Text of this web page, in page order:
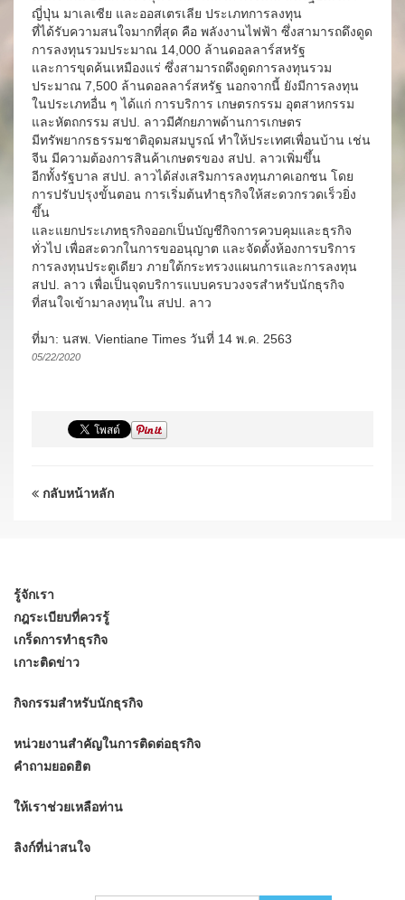
ญี่ปุ่น มาเลเซีย และออสเตรเลีย ประเภทการลงทุน
ที่ได้รับความสนใจมากที่สุด คือ พลังงานไฟฟ้า ซึ่งสามารถดึงดูด
การลงทุนรวมประมาณ 14,000 ล้านดอลลาร์สหรัฐ
และการขุดค้นเหมืองแร่ ซึ่งสามารถดึงดูดการลงทุนรวม
ประมาณ 7,500 ล้านดอลลาร์สหรัฐ นอกจากนี้ ยังมีการลงทุน
ในประเภทอื่น ๆ ได้แก่ การบริการ เกษตรกรรม อุตสาหกรรม
และหัตถกรรม สปป. ลาวมีศักยภาพด้านการเกษตร
มีทรัพยากรธรรมชาติอุดมสมบูรณ์ ทำให้ประเทศเพื่อนบ้าน เช่น
จีน มีความต้องการสินค้าเกษตรของ สปป. ลาวเพิ่มขึ้น
อีกทั้งรัฐบาล สปป. ลาวได้ส่งเสริมการลงทุนภาคเอกชน โดย
การปรับปรุงขั้นตอน การเริ่มต้นทำธุรกิจให้สะดวกรวดเร็วยิ่ง
ขึ้น
และแยกประเภทธุรกิจออกเป็นบัญชีกิจการควบคุมและธุรกิจ
ทั่วไป เพื่อสะดวกในการขออนุญาต และจัดตั้งห้องการบริการ
การลงทุนประตูเดียว ภายใต้กระทรวงแผนการและการลงทุน
สปป. ลาว เพื่อเป็นจุดบริการแบบครบวงจรสำหรับนักธุรกิจ
ที่สนใจเข้ามาลงทุนใน สปป. ลาว
ที่มา: นสพ. Vientiane Times วันที่ 14 พ.ค. 2563
05/22/2020
กลับหน้าหลัก
รู้จักเรา
กฎระเบียบที่ควรรู้
เกร็ดการทำธุรกิจ
เกาะติดข่าว
กิจกรรมสำหรับนักธุรกิจ
หน่วยงานสำคัญในการติดต่อธุรกิจ
คำถามยอดฮิต
ให้เราช่วยเหลือท่าน
ลิงก์ที่น่าสนใจ